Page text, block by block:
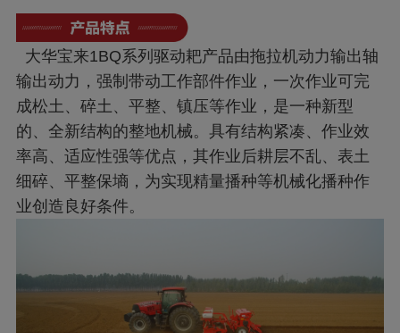
大华宝来1BQ系列驱动耙产品由拖拉机动力输出轴
输出动力，强制带动工作部件作业，一次作业可完
成松土、碎土、平整、镇压等作业，是一种新型
的、全新结构的整地机械。具有结构紧凑、作业效
率高、适应性强等优点，其作业后耕层不乱、表土
细碎、平整保墒，为实现精量播种等机械化播种作
业创造良好条件。